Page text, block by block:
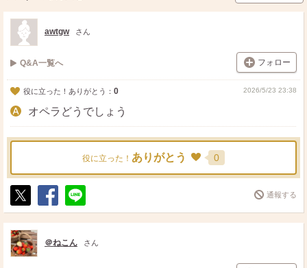
awtgw さん
Q&A一覧へ フォロー
役に立った！ありがとう： 0 2026/5/23 23:38
オペラどうでしょう
役に立った！ ありがとう 0
ポ
ス
ト
シ
ェ
送
る
通報する
＠ねこん さん